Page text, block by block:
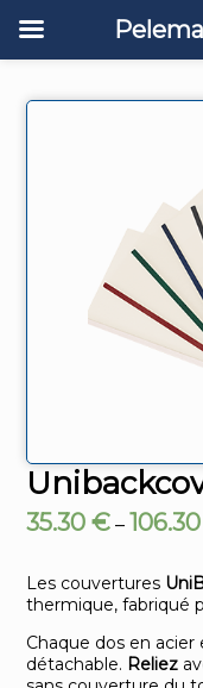
35.30€ –
Les couvertures
thermique, fabriqué
Chaque dos en
détachable. Reliez